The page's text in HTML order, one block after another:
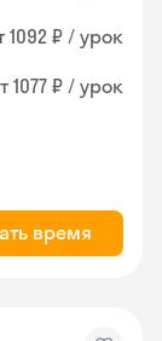
1092 ₽ / урок
1077 ₽ / урок
время